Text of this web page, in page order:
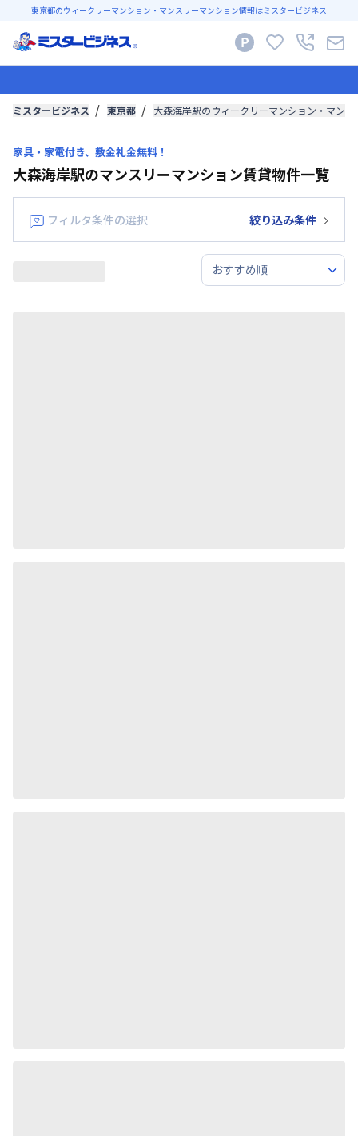
東京都のウィークリーマンション・マンスリーマンション情報はミスタービジネス
ミスタービジネス 東京都 大森海岸駅のウィークリーマンション・マン
家具・家電付き、敷金礼金無料！
大森海岸駅のマンスリーマンション賃貸物件一覧
フィルタ条件の選択 絞り込み条件